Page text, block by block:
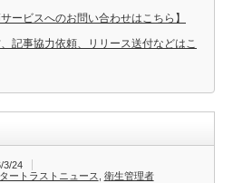
ービスへのお問い合わせはこちら】
記事協力依頼、リリース送付などはこ
3/24
タートラストニュース
衛生管理者